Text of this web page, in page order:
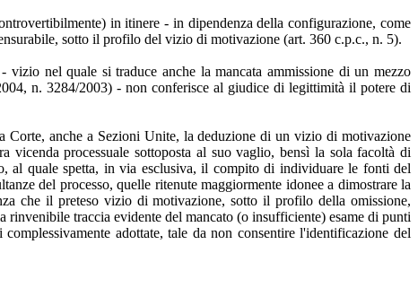
in itinere - in dipendenza della configurazione, come
sotto il profilo del vizio di motivazione (art. 360 c.p.c., n. 5).
nel quale si traduce anche la mancata ammissione di un mezzo
n. 3284/2003) - non conferisce al giudice di legittimità il potere di
Corte, anche a Sezioni Unite, la deduzione di un vizio di motivazione
processuale sottoposta al suo vaglio, bensì la sola facoltà di
al quale spetta, in via esclusiva, il compito di individuare le fonti del
del processo, quelle ritenute maggiormente idonee a dimostrare la
che il preteso vizio di motivazione, sotto il profilo della omissione,
traccia evidente del mancato (o insufficiente) esame di punti
adottate, tale da non consentire l'identificazione del